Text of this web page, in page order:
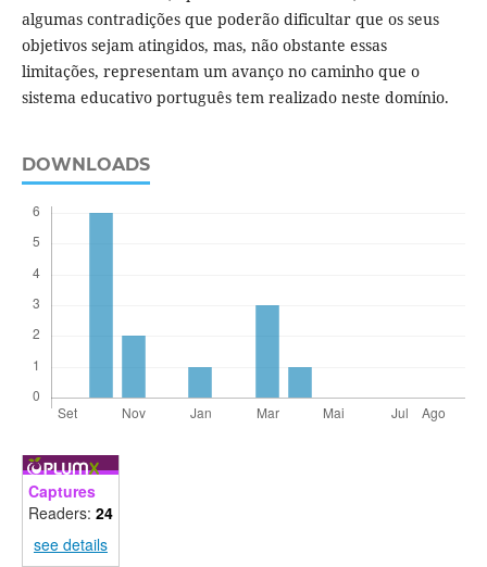
algumas contradições que poderão dificultar que os seus
objetivos sejam atingidos, mas, não obstante essas
limitações, representam um avanço no caminho que o
sistema educativo português tem realizado neste domínio.
DOWNLOADS
Captures
Readers: 24
see details